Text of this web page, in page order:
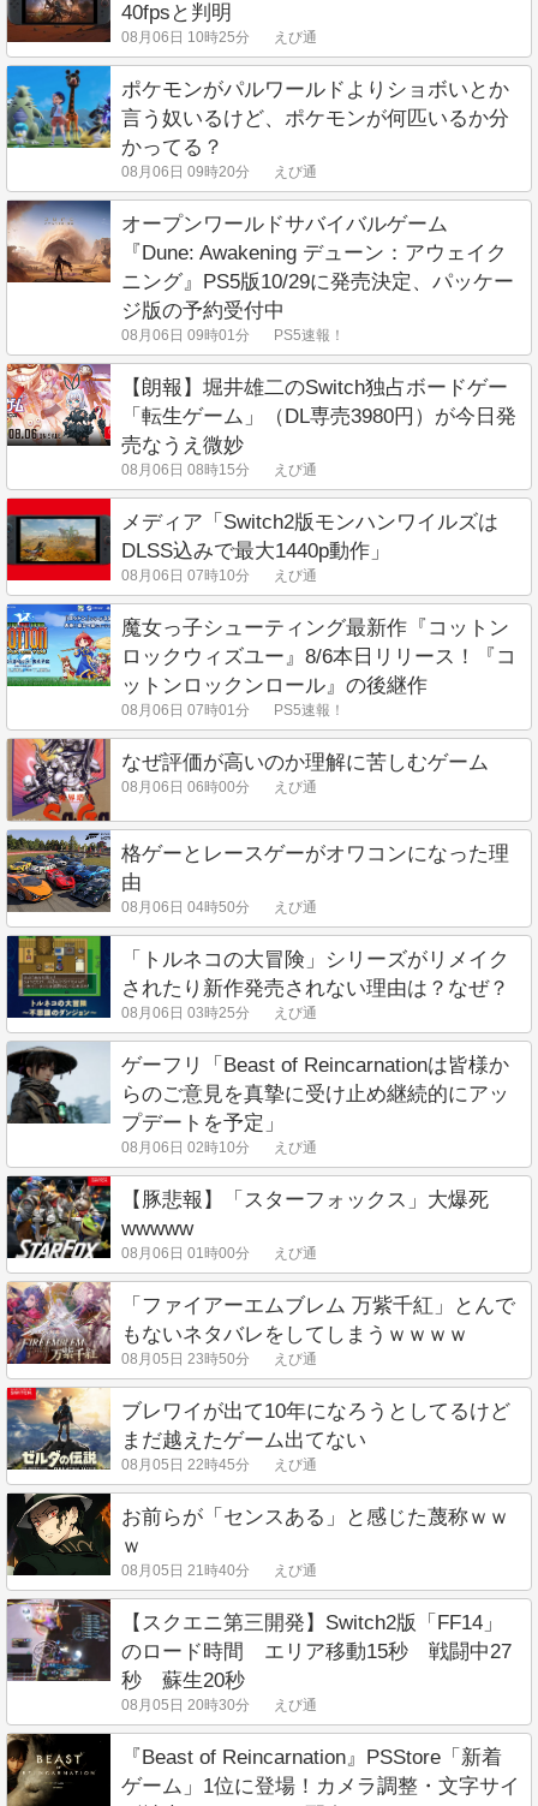
40fpsと判明
08月06日 10時25分 えび通
ポケモンがパルワールドよりショボいとか
言う奴いるけど、ポケモンが何匹いるか分
かってる？
08月06日 09時20分 えび通
オープンワールドサバイバルゲーム
『Dune: Awakening デューン：アウェイク
ニング』PS5版10/29に発売決定、パッケー
ジ版の予約受付中
08月06日 09時01分 PS5速報！
【朗報】堀井雄二のSwitch独占ボードゲー
「転生ゲーム」（DL専売3980円）が今日発
売なうえ微妙
08月06日 08時15分 えび通
メディア「Switch2版モンハンワイルズは
DLSS込みで最大1440p動作」
08月06日 07時10分 えび通
魔女っ子シューティング最新作『コットン
ロックウィズユー』8/6本日リリース！『コ
ットンロックンロール』の後継作
08月06日 07時01分 PS5速報！
なぜ評価が高いのか理解に苦しむゲーム
08月06日 06時00分 えび通
格ゲーとレースゲーがオワコンになった理
由
08月06日 04時50分 えび通
「トルネコの大冒険」シリーズがリメイク
されたり新作発売されない理由は？なぜ？
08月06日 03時25分 えび通
ゲーフリ「Beast of Reincarnationは皆様か
らのご意見を真摯に受け止め継続的にアッ
プデートを予定」
08月06日 02時10分 えび通
【豚悲報】「スターフォックス」大爆死
wwwww
08月06日 01時00分 えび通
「ファイアーエムブレム 万紫千紅」とんで
もないネタバレをしてしまうｗｗｗｗ
08月05日 23時50分 えび通
ブレワイが出て10年になろうとしてるけど
まだ越えたゲーム出てない
08月05日 22時45分 えび通
お前らが「センスある」と感じた蔑称ｗｗ
ｗ
08月05日 21時40分 えび通
【スクエニ第三開発】Switch2版「FF14」
のロード時間 エリア移動15秒 戦闘中27
秒 蘇生20秒
08月05日 20時30分 えび通
『Beast of Reincarnation』PSStore「新着
ゲーム」1位に登場！カメラ調整・文字サイ